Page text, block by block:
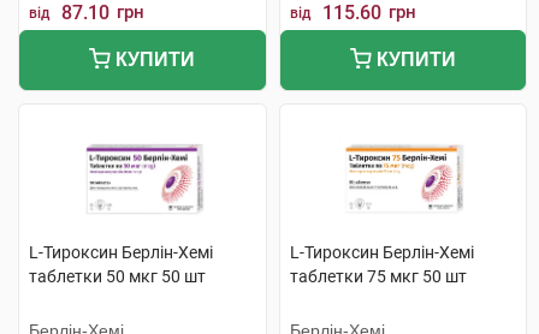
від 87.10 грн
КУПИТИ
від 115.60 грн
КУПИТИ
L-Тироксин Берлін-Хемі
таблетки 50 мкг 50 шт
L-Тироксин Берлін-Хемі
таблетки 75 мкг 50 шт